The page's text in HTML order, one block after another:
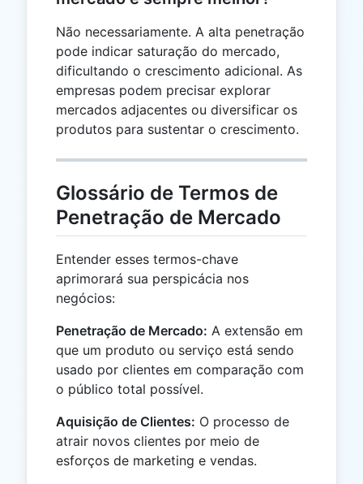
Não necessariamente. A alta penetração
pode indicar saturação do mercado,
dificultando o crescimento adicional. As
empresas podem precisar explorar
mercados adjacentes ou diversificar os
produtos para sustentar o crescimento.
Glossário de Termos de
Penetração de Mercado
Entender esses termos-chave
aprimorará sua perspicácia nos
negócios:
Penetração de Mercado: A extensão em
que um produto ou serviço está sendo
usado por clientes em comparação com
o público total possível.
Aquisição de Clientes: O processo de
atrair novos clientes por meio de
esforços de marketing e vendas.